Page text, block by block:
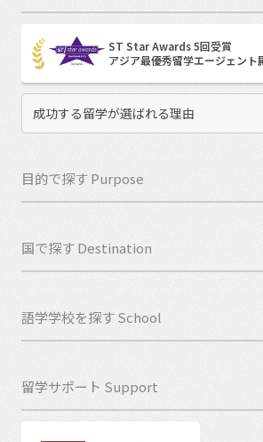
ST Star Awards 5回受賞
アジア最優秀留学エージェント
成功する留学が選ばれる理由
目的で探す Purpose
国で探す Destination
語学学校を探す School
留学サポート Support